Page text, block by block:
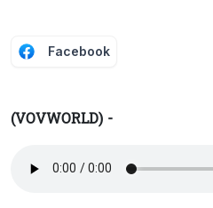
Facebook
(VOVWORLD) -